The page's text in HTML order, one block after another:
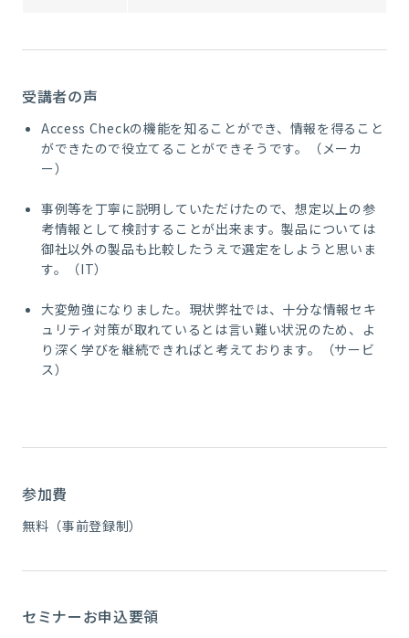
受講者の声
Access Checkの機能を知ることができ、情報を得ること
ができたので役立てることができそうです。（メーカ
ー）
事例等を丁寧に説明していただけたので、想定以上の参
考情報として検討することが出来ます。製品については
御社以外の製品も比較したうえで選定をしようと思いま
す。（IT）
大変勉強になりました。現状弊社では、十分な情報セキ
ュリティ対策が取れているとは言い難い状況のため、よ
り深く学びを継続できればと考えております。（サービ
ス）
参加費
無料（事前登録制）
セミナーお申込要領